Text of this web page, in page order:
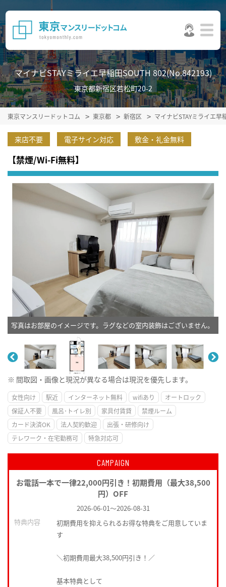
マイナビSTAYミライエ早稲田SOUTH 802(No.842193)
東京都新宿区若松町20-2
東京マンスリードットコム 東京都 新宿区 マイナビSTAYミライエ早
来店不要 電子サイン対応 敷金・礼金無料
【禁煙/Wi-Fi無料】
写真はお部屋のイメージです。ラグなどの室内装飾はございません。
※ 間取図・画像と現況が異なる場合は現況を優先します。
女性向け 駅近 インターネット無料 wifiあり
オートロック
保証人不要
風呂･トイレ別 家具付賃貸
禁煙ルーム
カード決済OK
法人契約歓迎
出張・研修向け
テレワーク・在宅勤務可
特急対応可
CAMPAIGN
お電話一本で一律22,000円引き！初期費用（最大38,500
円）OFF
2026-06-01～2026-08-31
特典内容
初期費用を抑えられるお得な特典をご用意していま
す
＼初期費用最大38,500円引き！／
基本特典として